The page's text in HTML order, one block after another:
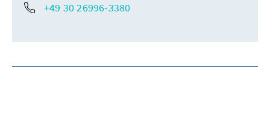
+49 30 26996-3380